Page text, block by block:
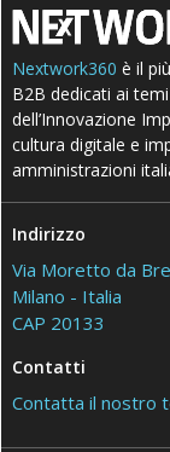
Nextwork360 è il
B2B dedicati ai
dell’Innovazione
cultura digitale e
amministrazioni
Indirizzo
Via Moretto da
Milano - Italia
CAP 20133
Contatti
Contatta il nostro